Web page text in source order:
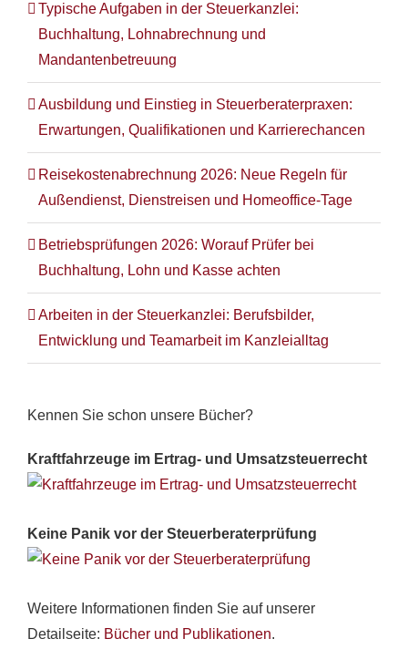
Typische Aufgaben in der Steuerkanzlei:
Buchhaltung, Lohnabrechnung und
Mandantenbetreuung
Ausbildung und Einstieg in Steuerberaterpraxen:
Erwartungen, Qualifikationen und Karrierechancen
Reisekostenabrechnung 2026: Neue Regeln für
Außendienst, Dienstreisen und Homeoffice-Tage
Betriebsprüfungen 2026: Worauf Prüfer bei
Buchhaltung, Lohn und Kasse achten
Arbeiten in der Steuerkanzlei: Berufsbilder,
Entwicklung und Teamarbeit im Kanzleialltag
Kennen Sie schon unsere Bücher?
Kraftfahrzeuge im Ertrag- und Umsatzsteuerrecht
Keine Panik vor der Steuerberaterprüfung
Weitere Informationen finden Sie auf unserer
Detailseite: Bücher und Publikationen.